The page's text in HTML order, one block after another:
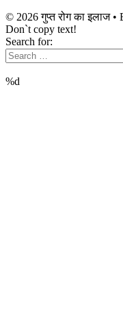
© 2026 गुप्त रोग का इलाज•
Don`t copy text!
Search for:
%d